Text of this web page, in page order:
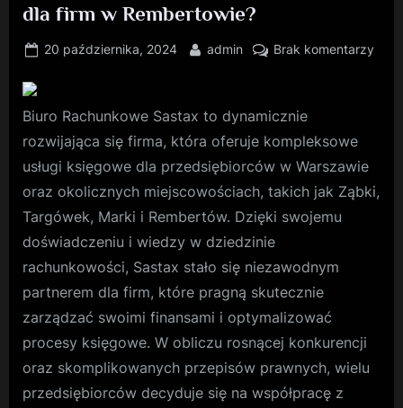
dla firm w Rembertowie?
Posted
20 października, 2024 By
admin Brak komentarzydo
firm
Biuro Rachunkowe Sastax to dynamicznie
rozwijająca się firma, która oferuje kompleksowe
usługi księgowe dla przedsiębiorców w Warszawie
oraz okolicznych miejscowościach, takich jak Ząbki,
Targówek, Marki i Rembertów. Dzięki swojemu
doświadczeniu i wiedzy w dziedzinie
rachunkowości, Sastax stało się niezawodnym
partnerem dla firm, które pragną skutecznie
zarządzać swoimi finansami i optymalizować
procesy księgowe. W obliczu rosnącej konkurencji
oraz skomplikowanych przepisów prawnych, wielu
przedsiębiorców decyduje się na współpracę z